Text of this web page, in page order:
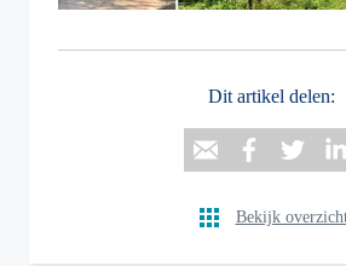
Dit artikel delen:
Bekijk